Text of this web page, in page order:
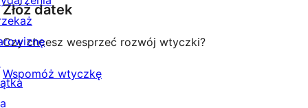
Złóż datek
Czy chcesz wesprzeć rozwój wtyczki?
Wspomóż wtyczkę